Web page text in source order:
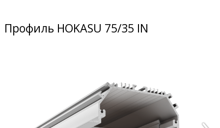
Профиль HOKASU 75/35 IN